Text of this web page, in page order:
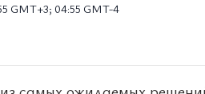
GMT+3; 04:55 GMT-4